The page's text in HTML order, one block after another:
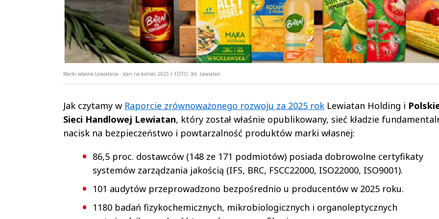
Marki własne Lewiatana - stan na koniec 2025 r. FOTO: fot. Lewiatan
Jak czytamy w Raporcie zrównoważonego rozwoju za 2025 rokLewiatan Holding i
Sieci Handlowej Lewiatan, który został właśnie opublikowany, sieć kładzie
nacisk na bezpieczeństwo i powtarzalność produktów marki własnej:
86,5 proc. dostawców (148 ze 171 podmiotów) posiada dobrowolne certyfikaty
systemów zarządzania jakością (IFS, BRC, FSCC22000, ISO22000, ISO9001).
101 audytów przeprowadzono bezpośrednio u producentów w 2025 roku.
1180 badań fizykochemicznych, mikrobiologicznych i organoleptycznych